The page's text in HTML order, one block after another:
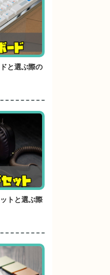
と選ぶ際の
トと選ぶ際